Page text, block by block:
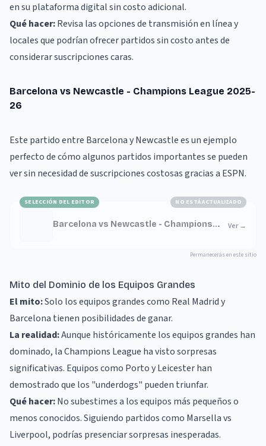
en su plataforma digital sin costo adicional.
Qué hacer:Revisa las opciones de transmisión en línea y
locales que podrían ofrecer partidos sin costo antes de
considerar suscripciones caras.
Barcelona vs Newcastle - Champions League 2025-
26
Este partido entre Barcelona y Newcastle es un ejemplo
perfecto de cómo algunos partidos importantes se pueden
ver sin necesidad de suscripciones costosas gracias a ESPN.
NO ESTÁ ACTUALIZADO
SELECCIÓN DEL EDITOR
Barcelona vs Newcastle - Champions
Ver →
Permanecerás en este sitio
Mito del Dominio de los Equipos Grandes
El mito:Solo los equipos grandes como Real Madrid y
Barcelona tienen posibilidades de ganar.
La realidad:Aunque históricamente los equipos grandes han
dominado, la Champions League ha visto sorpresas
significativas. Equipos como Porto y Leicester han
demostrado que los "underdogs" pueden triunfar.
Qué hacer:No subestimes a los equipos más pequeños o
menos conocidos. Siguiendo partidos como Marsella vs
Liverpool, podrías presenciar sorpresas inesperadas.